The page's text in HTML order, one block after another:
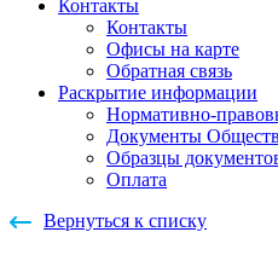
Контакты
Контакты
Офисы на карте
Обратная связь
Раскрытие информации
Нормативно-
Документы
Образцы
Оплата
Вернуться к списку